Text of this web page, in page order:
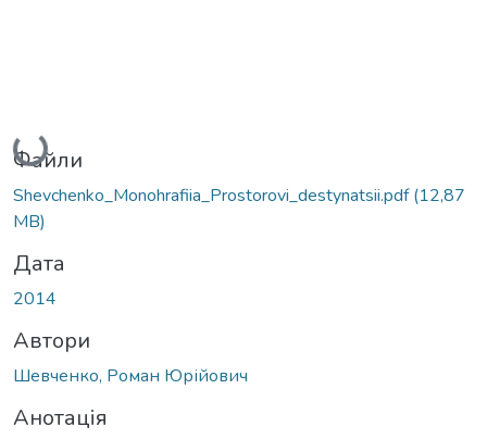
Вантажиться...
Файли
Shevchenko_Monohrafiia_Prostorovi_destynatsii.pdf(12,87
MB)
Дата
2014
Автори
Шевченко, Роман Юрійович
Анотація